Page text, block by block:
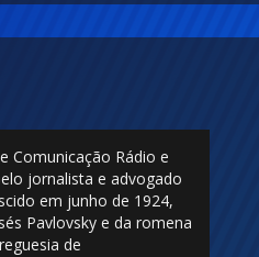
Comunicação Rádio e
jornalista e advogado
em junho de 1924,
Pavlovsky e da romena
de